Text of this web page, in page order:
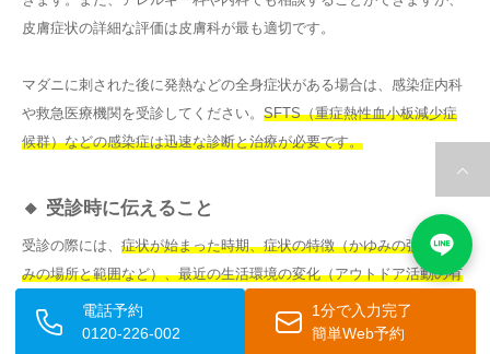
皮膚症状の詳細な評価は皮膚科が最も適切です。
マダニに刺された後に発熱などの全身症状がある場合は、感染症内科
や救急医療機関を受診してください。 SFTS（重症熱性血小板減少症
候群）などの感染症は迅速な診断と治療が必要です。
🔸 受診時に伝えること
受診の際には、 症状が始まった時期、症状の特徴（かゆみの強さ、赤
みの場所と範囲など）、最近の生活環境の変化（アウトドア活動の有
無、ペットの有無、寝具の状態など）、
使用しているスキンケア用品
や市販薬、アレルギーの既往などをできるだけ詳しく伝えると、診断
電話予約
0120-226-002
1分で入力完了
簡単Web予約